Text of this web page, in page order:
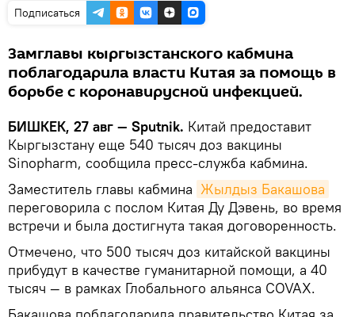
Подписаться
Замглавы кыргызстанского кабмина
поблагодарила власти Китая за помощь в
борьбе с коронавирусной инфекцией.
БИШКЕК, 27 авг — Sputnik. Китай предоставит
Кыргызстану еще 540 тысяч доз вакцины
Sinopharm, сообщила пресс-служба кабмина.
Заместитель главы кабмина Жылдыз Бакашова
переговорила с послом Китая Ду Дэвень, во время
встречи и была достигнута такая договоренность.
Отмечено, что 500 тысяч доз китайской вакцины
прибудут в качестве гуманитарной помощи, а 40
тысяч — в рамках Глобального альянса COVAX.